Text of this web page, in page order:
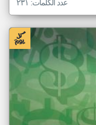
عدد الكلمات: ٢٣١